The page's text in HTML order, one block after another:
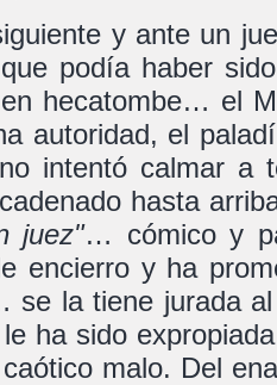
y ante un
podía haber
hecatombe… el
autoridad, el
intentó calmar a
hasta
juez"… cómico y
encierro y ha
se la tiene jurada
ha sido
malo. Del